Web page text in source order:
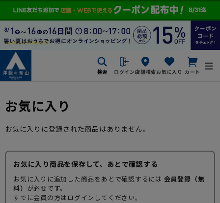
検索 ログイン店舗検索お気に入り カート
お気に入り
お気に入りに登録された商品はありません。
お気に入り商品を保存して、あとで確認する
お気に入りに追加した商品をあとで確認するには 会員登録（無
料） が必要です。
すでに会員の方はログインしてください。